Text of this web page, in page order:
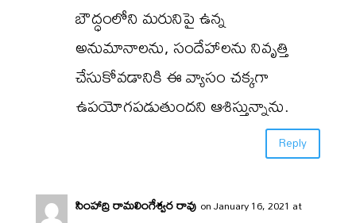
బౌద్ధంలోని మరునిపై ఉన్న
అనుమానాలను, సందేహాలను నివృత్తి
చేసుకోవడానికి ఈ వ్యాసం చక్కగా
ఉపయోగపడుతుందని ఆశిస్తున్నాను.
Reply
సింహాద్రి రామలింగేశ్వర రావు on January 16, 2021 at